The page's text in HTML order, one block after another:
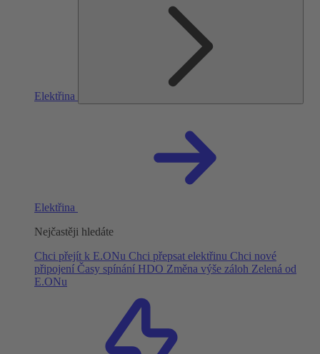
Elektřina
Elektřina
Nejčastěji hledáte
Chci přejít k E.ONu Chci přepsat elektřinu Chci nové
připojení Časy spínání HDO Změna výše záloh Zelená od
E.ONu